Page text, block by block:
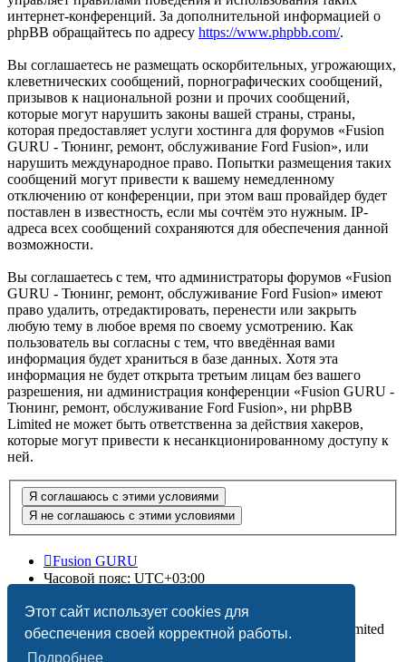
Этот сайт использует cookies для
обеспечения своей корректной работы.
Подробнее
интернет-конференций. За дополнительной информацией о
phpBB обращайтесь по адресу https://www.phpbb.com/.
Вы соглашаетесь не размещать оскорбительных, угрожающих,
клеветнических сообщений, порнографических сообщений,
призывов к национальной розни и прочих сообщений,
которые могут нарушить законы вашей страны, страны,
которая предоставляет услуги хостинга для форумов «Fusion
GURU - Тюнинг, ремонт, обслуживание Ford Fusion», или
нарушить международное право. Попытки размещения таких
сообщений могут привести к вашему немедленному
отключению от конференции, при этом ваш провайдер будет
поставлен в известность, если мы сочтём это нужным. IP-
адреса всех сообщений сохраняются для обеспечения данной
возможности.
Вы соглашаетесь с тем, что администраторы форумов «Fusion
GURU - Тюнинг, ремонт, обслуживание Ford Fusion» имеют
право удалить, отредактировать, перенести или закрыть
любую тему в любое время по своему усмотрению. Как
пользователь вы согласны с тем, что введённая вами
информация будет храниться в базе данных. Хотя эта
информация не будет открыта третьим лицам без вашего
разрешения, ни администрация конференции «Fusion GURU -
Тюнинг, ремонт, обслуживание Ford Fusion», ни phpBB
Limited не может быть ответственна за действия хакеров,
которые могут привести к несанкционированному доступу к
ней.
Fusion GURU
Часовой пояс: UTC+03:00
Создано на основеphpBB® Forum Software © phpBB Limited